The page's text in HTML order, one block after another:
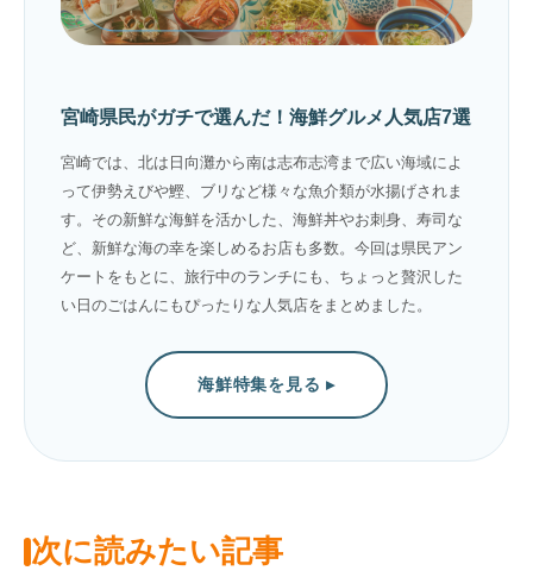
宮崎県民がガチで選んだ！海鮮グルメ人気店7選
宮崎では、北は日向灘から南は志布志湾まで広い海域によ
って伊勢えびや鰹、ブリなど様々な魚介類が水揚げされま
す。その新鮮な海鮮を活かした、海鮮丼やお刺身、寿司な
ど、新鮮な海の幸を楽しめるお店も多数。今回は県民アン
ケートをもとに、旅行中のランチにも、ちょっと贅沢した
い日のごはんにもぴったりな人気店をまとめました。
海鮮特集を見る ▸
次に読みたい記事